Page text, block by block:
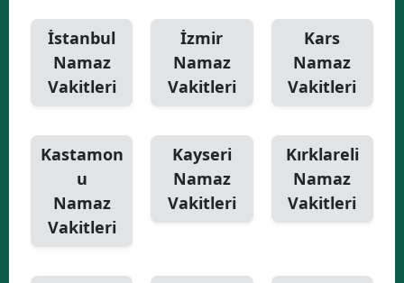
İstanbul
Namaz
Vakitleri
İzmir
Namaz
Vakitleri
Kars
Namaz
Vakitleri
Kastamon
u
Namaz
Vakitleri
Kayseri
Namaz
Vakitleri
Kırklareli
Namaz
Vakitleri